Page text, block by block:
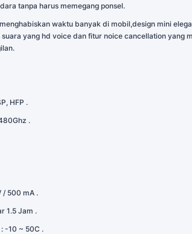
tanpa harus memegang ponsel.
waktu banyak di mobil,design mini
yang hd voice dan fitur noice cancellation yang
HFP .
.
/ 500 mA .
1.5 Jam .
-10 ~ 50C .